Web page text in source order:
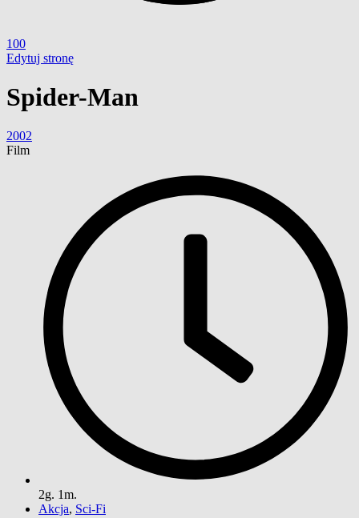
100
Edytuj stronę
Spider-Man
2002
Film
2g. 1m.
Akcja, Sci-Fi